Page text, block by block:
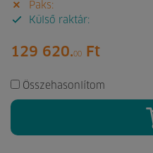
Paks:
Külső raktár:
129 620.00 Ft
Összehasonlítom